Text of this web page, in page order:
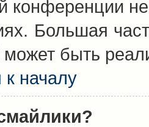
конференции
Большая
быть
к началу